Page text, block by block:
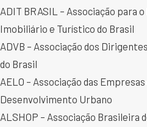
ADIT BRASIL – Associação para
Imobiliário e Turístico do Brasil
ADVB – Associação dos
do Brasil
AELO – Associação das
Desenvolvimento Urbano
ALSHOP – Associação Brasileira